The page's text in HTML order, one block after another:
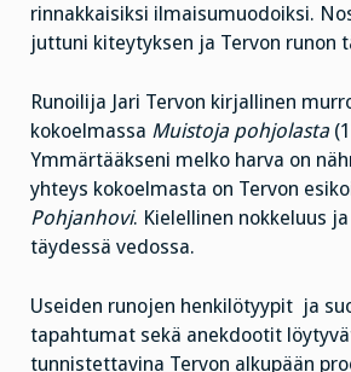
rinnakkaisiksi ilmaisumuodoiksi.
juttuni kiteytyksen ja Tervon runon
Runoilija Jari Tervon kirjallinen
kokoelmassa Muistoja pohjolasta
Ymmärtääkseni melko harva on
yhteys kokoelmasta on Tervon
Pohjanhovi. Kielellinen nokkeluus
täydessä vedossa.
Useiden runojen henkilötyypit ja
tapahtumat sekä anekdootit
tunnistettavina Tervon alkupään